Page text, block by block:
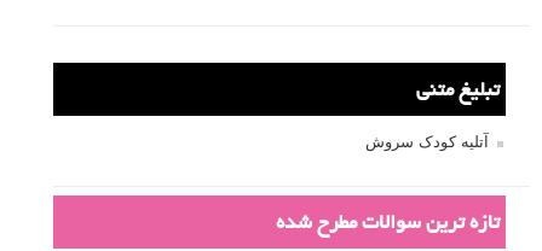
تبلیغ متنی
آتلیه کودک سروش
تازه ترین سوالات مطرح شده